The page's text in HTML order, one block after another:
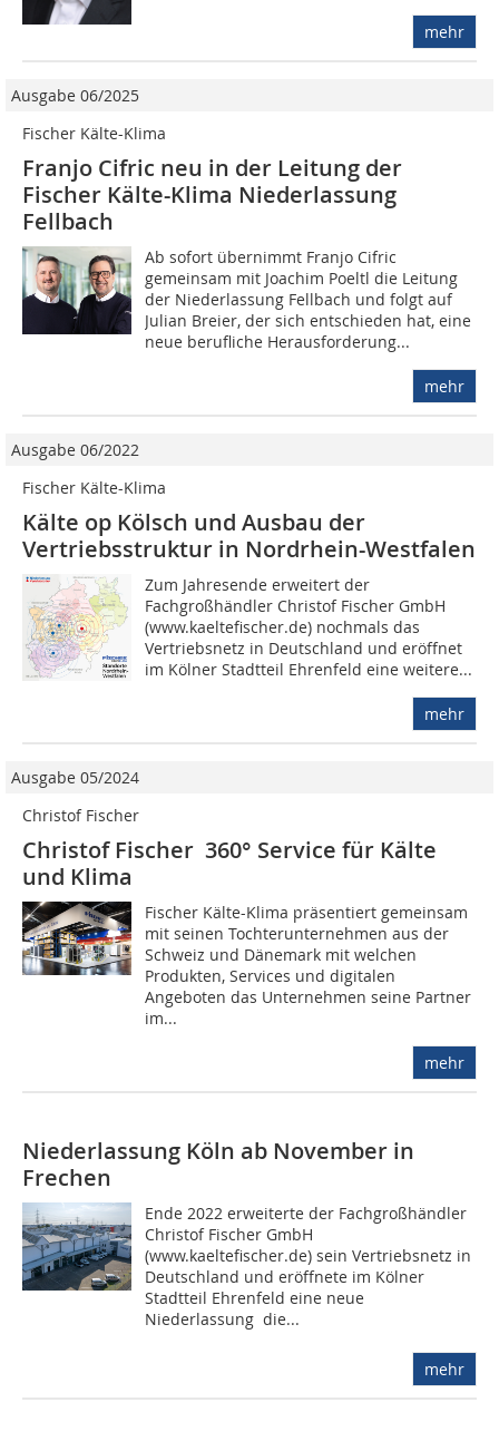
mehr
Ausgabe 06/2025
Fischer Kälte-Klima
Franjo Cifric neu in der Leitung der
Fischer Kälte-Klima Niederlassung
Fellbach
Ab sofort übernimmt Franjo Cifric
gemeinsam mit Joachim Poeltl die Leitung
der Niederlassung Fellbach und folgt auf
Julian Breier, der sich entschieden hat, eine
neue berufliche Herausforderung...
mehr
Ausgabe 06/2022
Fischer Kälte-Klima
Kälte op Kölsch und Ausbau der
Vertriebsstruktur in Nordrhein-Westfalen
Zum Jahresende erweitert der
Fachgroßhändler Christof Fischer GmbH
(www.kaeltefischer.de) nochmals das
Vertriebsnetz in Deutschland und eröffnet
im Kölner Stadtteil Ehrenfeld eine weitere...
mehr
Ausgabe 05/2024
Christof Fischer
Christof Fischer 360° Service für Kälte
und Klima
Fischer Kälte-Klima präsentiert gemeinsam
mit seinen Tochterunternehmen aus der
Schweiz und Dänemark mit welchen
Produkten, Services und digitalen
Angeboten das Unternehmen seine Partner
im...
mehr
Niederlassung Köln ab November in
Frechen
Ende 2022 erweiterte der Fachgroßhändler
Christof Fischer GmbH
(www.kaeltefischer.de) sein Vertriebsnetz in
Deutschland und eröffnete im Kölner
Stadtteil Ehrenfeld eine neue
Niederlassung  die...
mehr